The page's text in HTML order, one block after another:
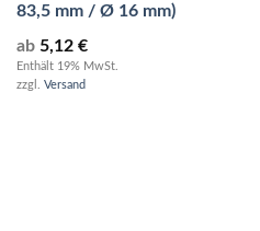
83,5 mm / Ø 16 mm)
ab 5,12 €
Enthält 19% MwSt.
zzgl. Versand